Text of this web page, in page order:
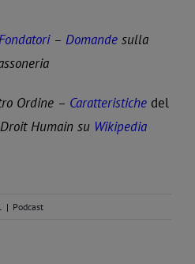
– Domande sulla
Ordine – Caratteristichedel
Humain su Wikipedia
| Podcast